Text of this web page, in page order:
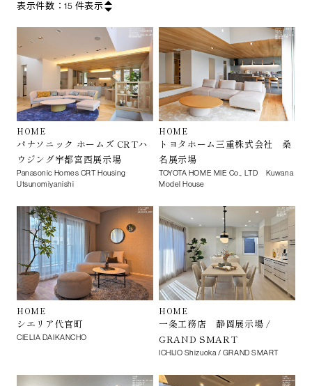
表示件数：15 件表示
HOME
パナソニック ホームズ CRTハ
ウジング宇都宮西展示場
Panasonic Homes CRT Housing
Utsunomiyanishi
HOME
トヨタホーム三重株式会社 桑
名展示場
TOYOTA HOME MIE Co., LTD Kuwana
Model House
HOME
シエリア代官町
CIELIA DAIKANCHO
HOME
一条工務店 静岡展示場 /
GRAND SMART
ICHIJO Shizuoka / GRAND SMART